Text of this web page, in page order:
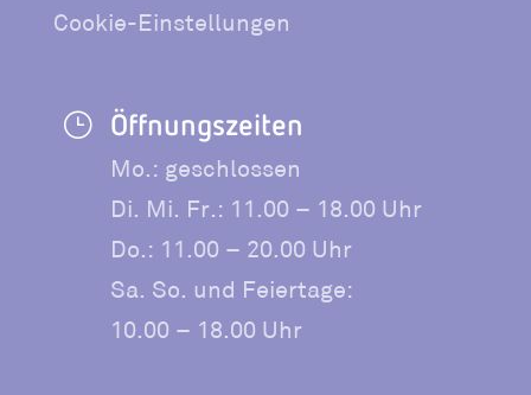
Cookie-Einstellungen
} Öffnungszeiten
Mo.: geschlossen
Di. Mi. Fr.: 11.00 – 18.00 Uhr
Do.: 11.00 – 20.00 Uhr
Sa. So. und Feiertage:
10.00 – 18.00 Uhr